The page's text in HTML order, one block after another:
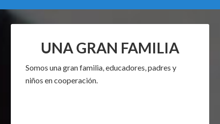
UNA GRAN FAMILIA
Somos una gran familia, educadores, padres y
niños en cooperación.